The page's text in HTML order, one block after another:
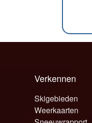
Verkennen
Skigebieden
Weerkaarten